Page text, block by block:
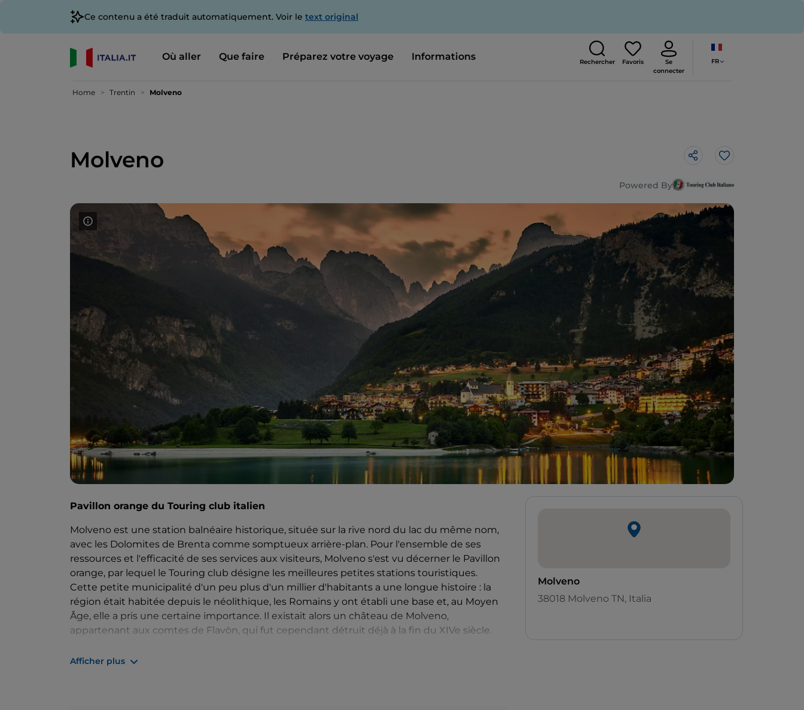
Ce contenu a été traduit automatiquement. Voir le text original
Où aller Que faire Préparez votre voyage Informations Rechercher Favoris
Se
connecter
FR
Home Trentin Molveno
Molveno J’aime
Powered By
Pavillon orange du Touring club italien
Molveno est une station balnéaire historique, située sur la rive nord du lac du même nom,
avec les Dolomites de Brenta comme somptueux arrière-plan. Pour l'ensemble de ses
ressources et l'efficacité de ses services aux visiteurs, Molveno s'est vu décerner le Pavillon
orange, par lequel le Touring club désigne les meilleures petites stations touristiques.
Cette petite municipalité d'un peu plus d'un millier d'habitants a une longue histoire : la
région était habitée depuis le néolithique, les Romains y ont établi une base et, au Moyen
Âge, elle a pris une certaine importance. Il existait alors un château de Molveno,
appartenant aux comtes de Flavòn, qui fut cependant détruit déjà à la fin du XIVe siècle.
Afficher plus
Molveno
38018 Molveno TN, Italia